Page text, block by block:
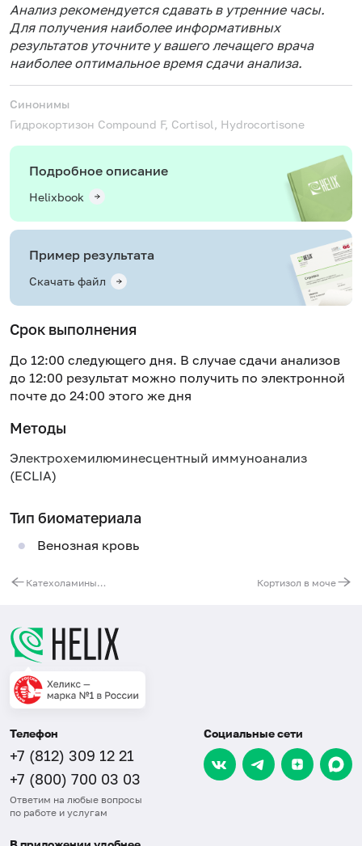
Анализ рекомендуется сдавать в утренние часы.
Для получения наиболее информативных
результатов уточните у вашего лечащего врача
наиболее оптимальное время сдачи анализа.
Синонимы
Гидрокортизон Compound F, Cortisol, Hydrocortisone
Подробное описание
Helixbook
Пример результата
Скачать файл
Срок выполнения
До 12:00 следующего дня. В случае сдачи анализов
до 12:00 результат можно получить по электронной
почте до 24:00 этого же дня
Методы
Электрохемилюминесцентный иммуноанализ
(ECLIA)
Тип биоматериала
Венозная кровь
Катехоламины (адреналин, норадреналин, дофамин) в моче Кортизол в моче
Телефон
+7 (812) 309 12 21
+7 (800) 700 03 03
Ответим на любые вопросы
по работе и услугам
Социальные сети